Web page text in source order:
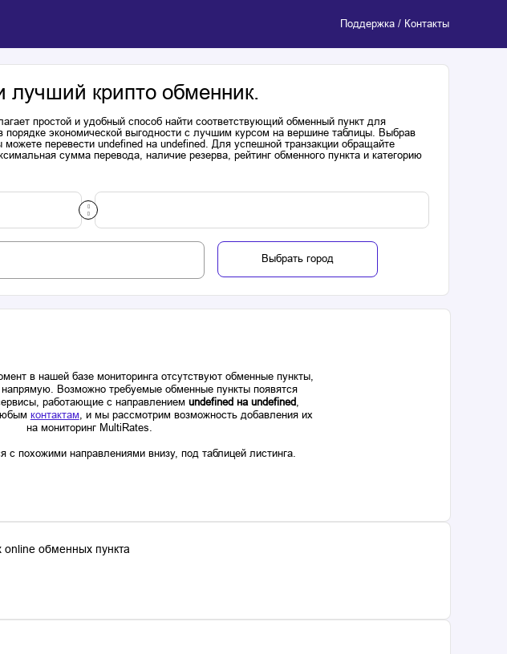
Поддержка / Контакты
крипто обменник.
простой и удобный способ найти соответствующий обменный пункт для
экономической выгодности с лучшим курсом на вершине таблицы. Выбрав
перевести undefined на undefined. Для успешной транзакции обращайте
сумма перевода, наличие резерва, рейтинг обменного пункта и категорию
Выбрать город
в нашей базе мониторинга отсутствуют обменные пункты,
напрямую. Возможно требуемые обменные пункты появятся
работающие с направлением undefined на undefined,
контактам, и мы рассмотрим возможность добавления их
на мониторинг MultiRates.
с похожими направлениями внизу, под таблицей листинга.
обменных пункта